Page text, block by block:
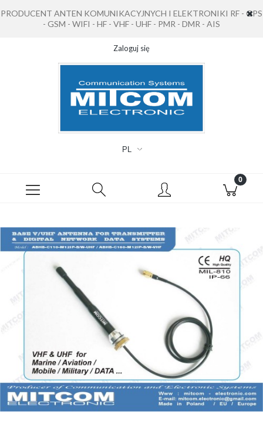
PRODUCENT ANTEN KOMUNIKACYJNYCH I ELEKTRONIKI RF - GPS
- GSM - WIFI - HF - VHF - UHF - PMR - DMR - AIS
Zaloguj się